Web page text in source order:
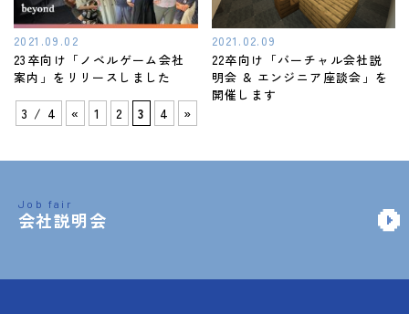
2021.09.02
23卒向け「ノベルゲーム会社
案内」をリリースしました
2021.02.09
22卒向け「バーチャル会社説
明会 & エンジニア座談会」を
開催します
3 / 4 « 1 2 3 4 »
Job fair
会社説明会